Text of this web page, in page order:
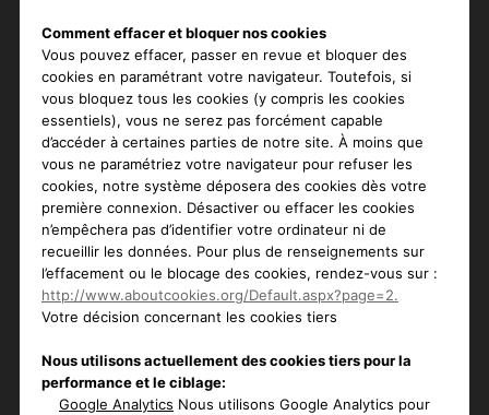
Comment effacer et bloquer nos cookies
Vous pouvez effacer, passer en revue et bloquer des
cookies en paramétrant votre navigateur. Toutefois, si
vous bloquez tous les cookies (y compris les cookies
essentiels), vous ne serez pas forcément capable
d’accéder à certaines parties de notre site. À moins que
vous ne paramétriez votre navigateur pour refuser les
cookies, notre système déposera des cookies dès votre
première connexion. Désactiver ou effacer les cookies
n’empêchera pas d’identifier votre ordinateur ni de
recueillir les données. Pour plus de renseignements sur
l’effacement ou le blocage des cookies, rendez-vous sur :
http://www.aboutcookies.org/Default.aspx?page=2.
Votre décision concernant les cookies tiers
Nous utilisons actuellement des cookies tiers pour la
performance et le ciblage:
Google Analytics Nous utilisons Google Analytics pour